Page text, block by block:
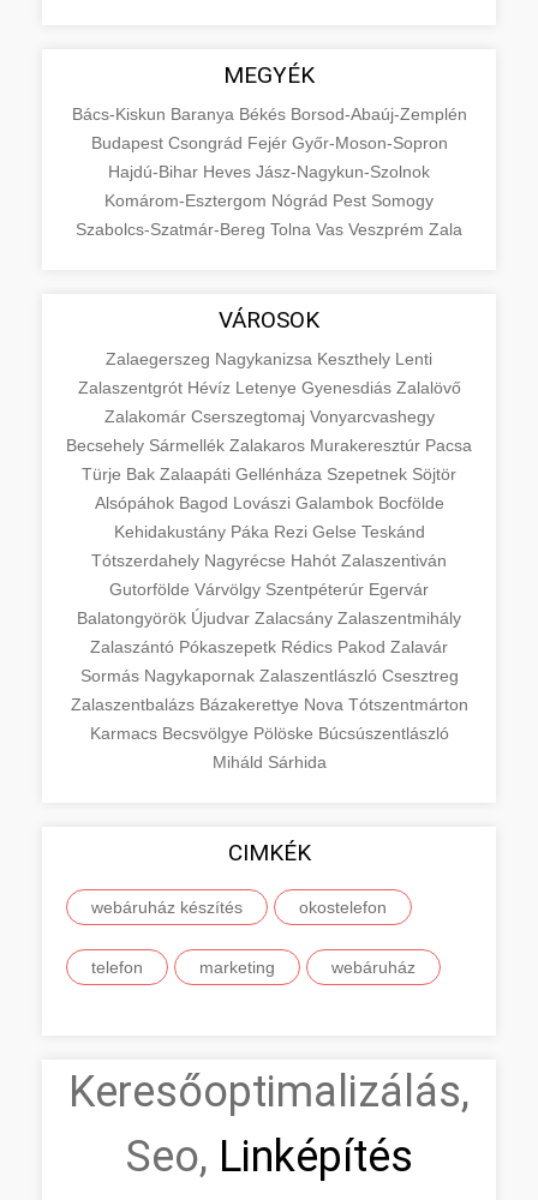
MEGYÉK
Bács-Kiskun Baranya Békés Borsod-Abaúj-Zemplén
Budapest Csongrád Fejér Győr-Moson-Sopron
Hajdú-Bihar Heves Jász-Nagykun-Szolnok
Komárom-Esztergom Nógrád Pest Somogy
Szabolcs-Szatmár-Bereg Tolna Vas Veszprém Zala
VÁROSOK
Zalaegerszeg Nagykanizsa Keszthely Lenti
Zalaszentgrót Hévíz Letenye Gyenesdiás Zalalövő
Zalakomár Cserszegtomaj Vonyarcvashegy
Becsehely Sármellék Zalakaros Murakeresztúr Pacsa
Türje Bak Zalaapáti Gellénháza Szepetnek Söjtör
Alsópáhok Bagod Lovászi Galambok Bocfölde
Kehidakustány Páka Rezi Gelse Teskánd
Tótszerdahely Nagyrécse Hahót Zalaszentiván
Gutorfölde Várvölgy Szentpéterúr Egervár
Balatongyörök Újudvar Zalacsány Zalaszentmihály
Zalaszántó Pókaszepetk Rédics Pakod Zalavár
Sormás Nagykapornak Zalaszentlászló Csesztreg
Zalaszentbalázs Bázakerettye Nova Tótszentmárton
Karmacs Becsvölgye Pölöske Búcsúszentlászló
Miháld Sárhida
CIMKÉK
webáruház készítés okostelefon
telefon marketing webáruház
Keresőoptimalizálás,
Seo, Linképítés